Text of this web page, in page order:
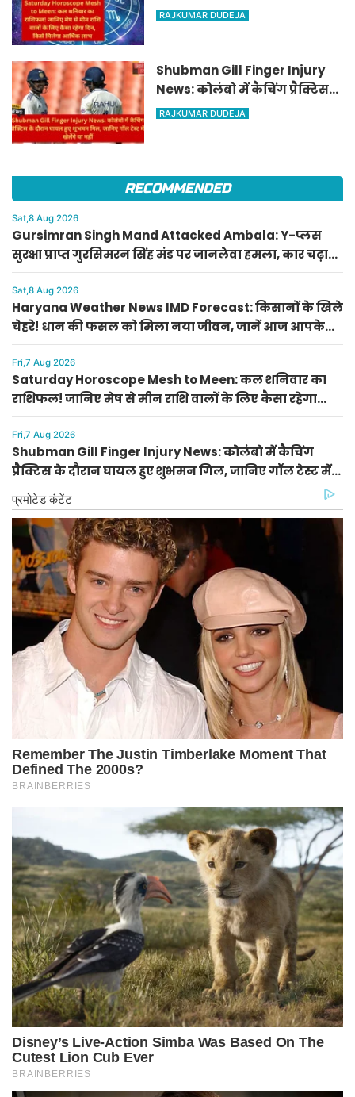
जानिए मेष से मीन राशि वालों के
RAJKUMAR DUDEJA
Shubman Gill Finger Injury
News: कोलंबो में कैचिंग प्रैक्टिस
के दौरान घायल हुए शुभमन गिल,
RAJKUMAR DUDEJA
RECOMMENDED
Sat,8 Aug 2026
Gursimran Singh Mand Attacked Ambala: Y-प्लस
सुरक्षा प्राप्त गुरसिमरन सिंह मंड पर जानलेवा हमला, कार चढ़ाने
और गाली-गलौज के आरोप
Sat,8 Aug 2026
Haryana Weather News IMD Forecast: किसानों के खिले
चेहरे! धान की फसल को मिला नया जीवन, जानें आज आपके
जिले का मौसम
Fri,7 Aug 2026
Saturday Horoscope Mesh to Meen: कल शनिवार का
राशिफल! जानिए मेष से मीन राशि वालों के लिए कैसा रहेगा
दिन, किसे मिलेगा आर्थिक लाभ
Fri,7 Aug 2026
Shubman Gill Finger Injury News: कोलंबो में कैचिंग
प्रैक्टिस के दौरान घायल हुए शुभमन गिल, जानिए गॉल टेस्ट में
खेलेंगे या नहीं